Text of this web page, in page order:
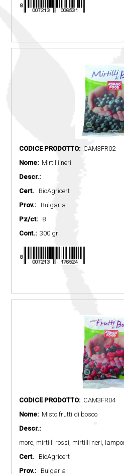
CODICE PRODOTTO: CAM3FR02
Nome: Mirtilli neri
Descr.:
Cert. BioAgricert
Prov.: Bulgaria
Pz/ct: 8
Cont.: 300 gr
CODICE PRODOTTO: CAM3FR04
Nome: Misto frutti di bosco
Descr.:
more, mirtilli rossi, mirtilli neri,
Cert. BioAgricert
Prov.: Bulgaria